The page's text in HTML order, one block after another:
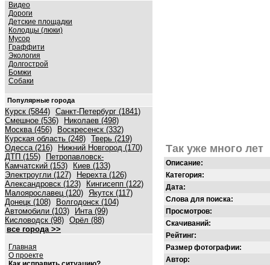
Видео
Дороги
Детские площадки
Колодцы (люки)
Мусор
Граффити
Экология
Долгострой
Бомжи
Собаки
Популярные города
Курск (5844) Санкт-Петербург (1841)
Смешное (536)
Николаев (498)
Москва (456)
Воскресенск (332)
Курская область (248) Тверь (219)
Одесса (216)
Нижний Новгород (170)
ДТП (155)
Петропавловск-
Камчатский (153)
Киев (133)
Электроугли (127)
Нерехта (126)
Александровск (123)
Кингисепп (122)
Малоярославец (120) Якутск (117)
Донецк (108)
Волгодонск (104)
Автомобили (103)
Инта (99)
Кисловодск (98) Орёл (88)
все города >>
Главная
О проекте
Так уже много лет
Описание:
Категория:
Дата:
Слова для поиска:
Просмотров:
Скачиваний:
Рейтинг:
Размер фотографии:
Автор: